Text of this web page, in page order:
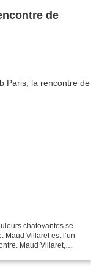
de
chatoyantes se
Maud Villaret est l’un
Maud Villaret,